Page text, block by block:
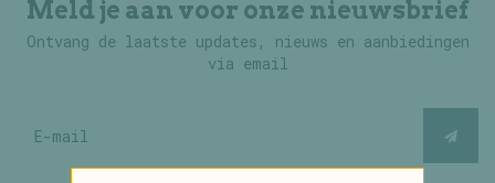
Meld je aan voor onze nieuwsbrief
Ontvang de laatste updates, nieuws en aanbiedingen
via email